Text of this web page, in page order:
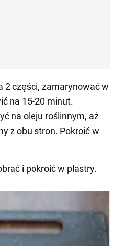
2 części, zamarynować w
na 15-20 minut.
na oleju roślinnym, aż
z obu stron. Pokroić w
i pokroić w plastry.